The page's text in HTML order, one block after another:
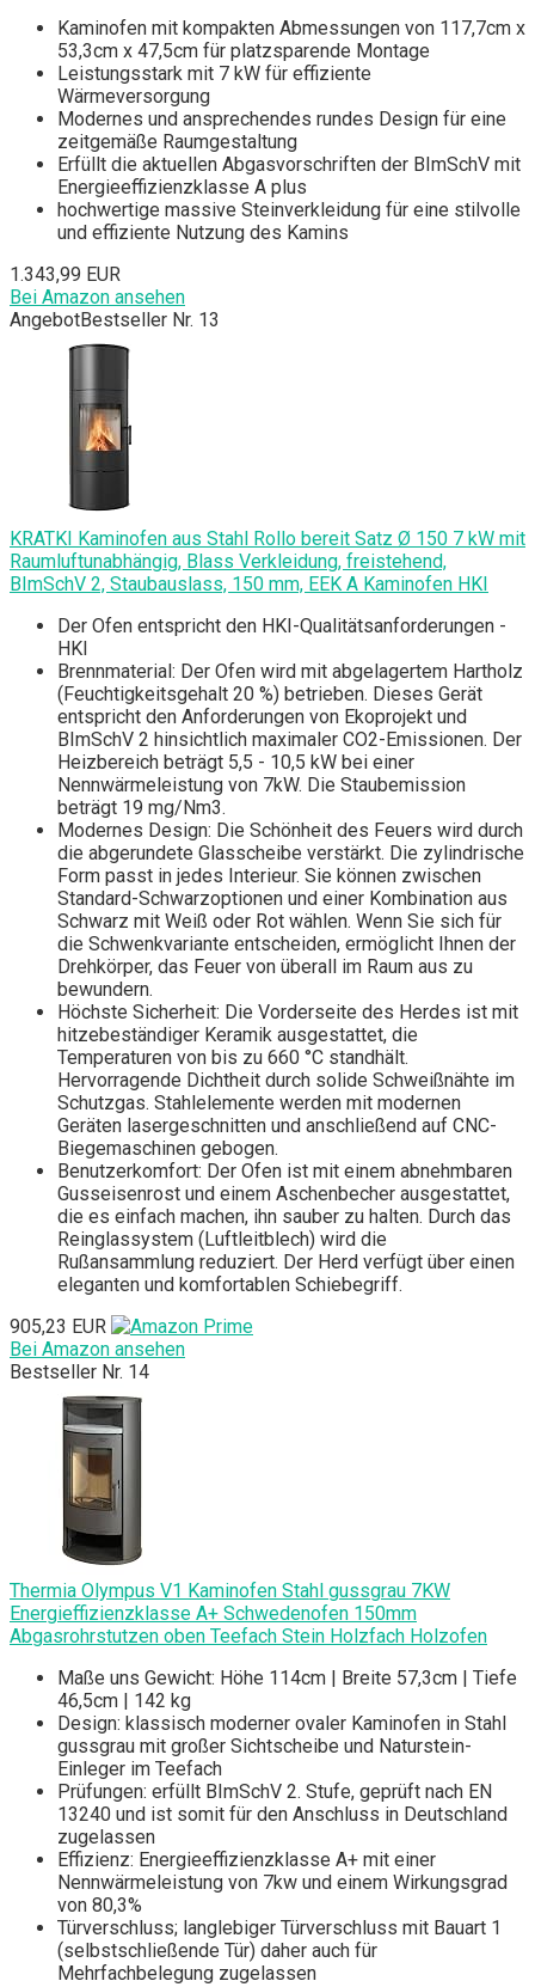
Kaminofen mit kompakten Abmessungen von 117,7cm x
53,3cm x 47,5cm für platzsparende Montage
Leistungsstark mit 7 kW für effiziente
Wärmeversorgung
Modernes und ansprechendes rundes Design für eine
zeitgemäße Raumgestaltung
Erfüllt die aktuellen Abgasvorschriften der BImSchV mit
Energieeffizienzklasse A plus
hochwertige massive Steinverkleidung für eine stilvolle
und effiziente Nutzung des Kamins
1.343,99 EUR
Bei Amazon ansehen
AngebotBestseller Nr. 13
KRATKI Kaminofen aus Stahl Rollo bereit Satz Ø 150 7 kW mit
Raumluftunabhängig, Blass Verkleidung, freistehend,
BImSchV 2, Staubauslass, 150 mm, EEK A Kaminofen HKI
Der Ofen entspricht den HKI-Qualitätsanforderungen -
HKI
Brennmaterial: Der Ofen wird mit abgelagertem Hartholz
(Feuchtigkeitsgehalt 20 %) betrieben. Dieses Gerät
entspricht den Anforderungen von Ekoprojekt und
BImSchV 2 hinsichtlich maximaler CO2-Emissionen. Der
Heizbereich beträgt 5,5 - 10,5 kW bei einer
Nennwärmeleistung von 7kW. Die Staubemission
beträgt 19 mg/Nm3.
Modernes Design: Die Schönheit des Feuers wird durch
die abgerundete Glasscheibe verstärkt. Die zylindrische
Form passt in jedes Interieur. Sie können zwischen
Standard-Schwarzoptionen und einer Kombination aus
Schwarz mit Weiß oder Rot wählen. Wenn Sie sich für
die Schwenkvariante entscheiden, ermöglicht Ihnen der
Drehkörper, das Feuer von überall im Raum aus zu
bewundern.
Höchste Sicherheit: Die Vorderseite des Herdes ist mit
hitzebeständiger Keramik ausgestattet, die
Temperaturen von bis zu 660 °C standhält.
Hervorragende Dichtheit durch solide Schweißnähte im
Schutzgas. Stahlelemente werden mit modernen
Geräten lasergeschnitten und anschließend auf CNC-
Biegemaschinen gebogen.
Benutzerkomfort: Der Ofen ist mit einem abnehmbaren
Gusseisenrost und einem Aschenbecher ausgestattet,
die es einfach machen, ihn sauber zu halten. Durch das
Reinglassystem (Luftleitblech) wird die
Rußansammlung reduziert. Der Herd verfügt über einen
eleganten und komfortablen Schiebegriff.
905,23 EUR
Bei Amazon ansehen
Bestseller Nr. 14
Thermia Olympus V1 Kaminofen Stahl gussgrau 7KW
Energieffizienzklasse A+ Schwedenofen 150mm
Abgasrohrstutzen oben Teefach Stein Holzfach Holzofen
Maße uns Gewicht: Höhe 114cm | Breite 57,3cm | Tiefe
46,5cm | 142 kg
Design: klassisch moderner ovaler Kaminofen in Stahl
gussgrau mit großer Sichtscheibe und Naturstein-
Einleger im Teefach
Prüfungen: erfüllt BImSchV 2. Stufe, geprüft nach EN
13240 und ist somit für den Anschluss in Deutschland
zugelassen
Effizienz: Energieeffizienzklasse A+ mit einer
Nennwärmeleistung von 7kw und einem Wirkungsgrad
von 80,3%
Türverschluss; langlebiger Türverschluss mit Bauart 1
(selbstschließende Tür) daher auch für
Mehrfachbelegung zugelassen